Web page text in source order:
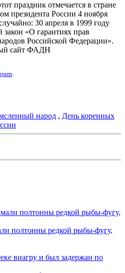
праздник отмечается в стране
президента России 4 ноября
30 апреля в 1999 году
«О гарантиях прав
Российской Федерации».
сайт ФАДН
.
народ , День коренных
полтонны редкой рыбы-фугу,